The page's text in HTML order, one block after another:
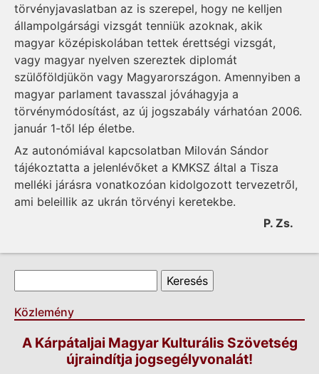
törvényjavaslatban az is szerepel, hogy ne kelljen
állampolgársági vizsgát tenniük azoknak, akik
magyar középiskolában tettek érettségi vizsgát,
vagy magyar nyelven szereztek diplomát
szülőföldjükön vagy Magyarországon. Amennyiben a
magyar parlament tavasszal jóváhagyja a
törvénymódosítást, az új jogszabály várhatóan 2006.
január 1-től lép életbe.
Az autonómiával kapcsolatban Milován Sándor
tájékoztatta a jelenlévőket a KMKSZ által a Tisza
melléki járásra vonatkozóan kidolgozott tervezetről,
ami beleillik az ukrán törvényi keretekbe.
P. Zs.
Keresés űrlap
Közlemény
A Kárpátaljai Magyar Kulturális Szövetség
újraindítja jogsegélyvonalát!